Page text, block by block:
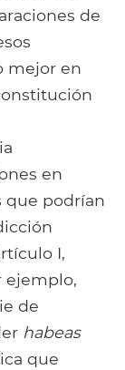
de
mejor en
en
que podrían
I,
ejemplo,
de
habeas
que